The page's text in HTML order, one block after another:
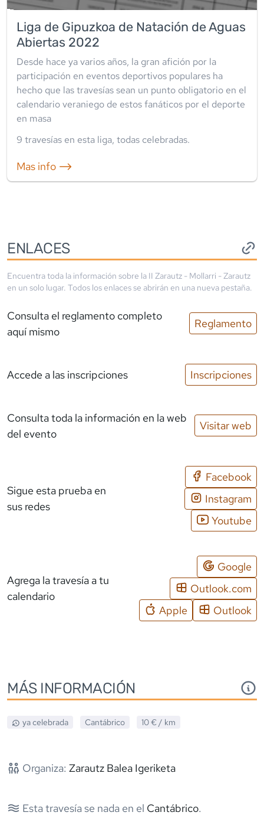
Liga de Gipuzkoa de Natación de Aguas
Abiertas 2022
Desde hace ya varios años, la gran afición por la
participación en eventos deportivos populares ha
hecho que las travesías sean un punto obligatorio en el
calendario veraniego de estos fanáticos por el deporte
en masa
9 travesías en esta liga, todas celebradas.
Mas info ⟶
ENLACES
Encuentra toda la información sobre la II Zarautz - Mollarri - Zarautz
en un solo lugar. Todos los enlaces se abrirán en una nueva pestaña.
Consulta el reglamento completo
aquí mismo
Reglamento
Accede a las inscripciones Inscripciones
Consulta toda la información en la web
del evento
Visitar web
Sigue esta prueba en
sus redes
Facebook
Instagram
Youtube
Agrega la travesía a tu
calendario
Google
Outlook.com
Apple
Outlook
MÁS INFORMACIÓN
ya celebrada Cantábrico 10 € / km
Organiza: Zarautz Balea Igeriketa
Esta travesía se nada en el Cantábrico.